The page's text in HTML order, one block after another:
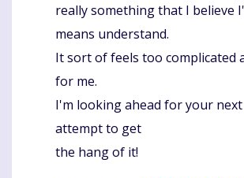
really something that I believe
means understand.
It sort of feels too complicated
for me.
I'm looking ahead for your
attempt to get
the hang of it!